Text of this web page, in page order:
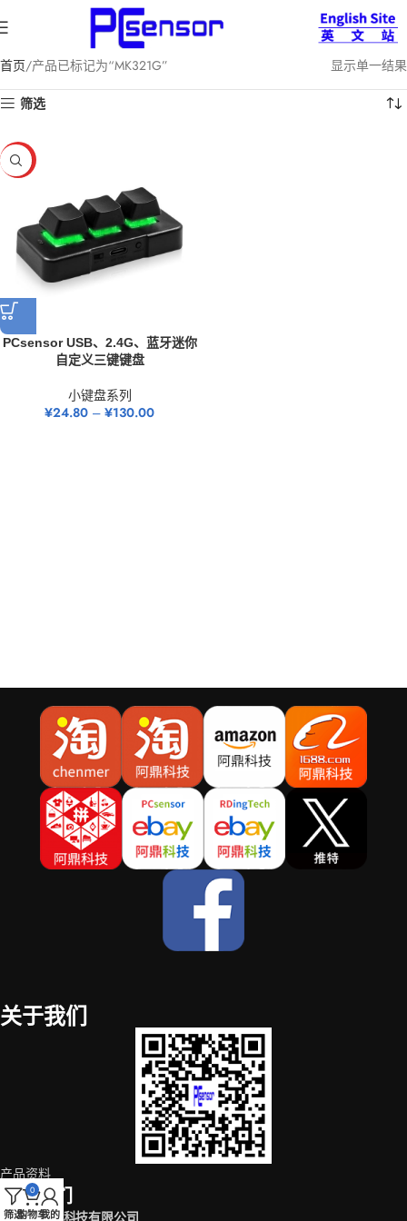
首页 产品已标记为“MK321G” 显示单一结果
筛选
HOT
PCsensor USB、2.4G、蓝牙迷你
自定义三键键盘
小键盘系列
¥24.80 – ¥130.00
关于我们
产品资料
联系我们
深圳市阿鼎科技有限公司
筛选
0
购物车我的